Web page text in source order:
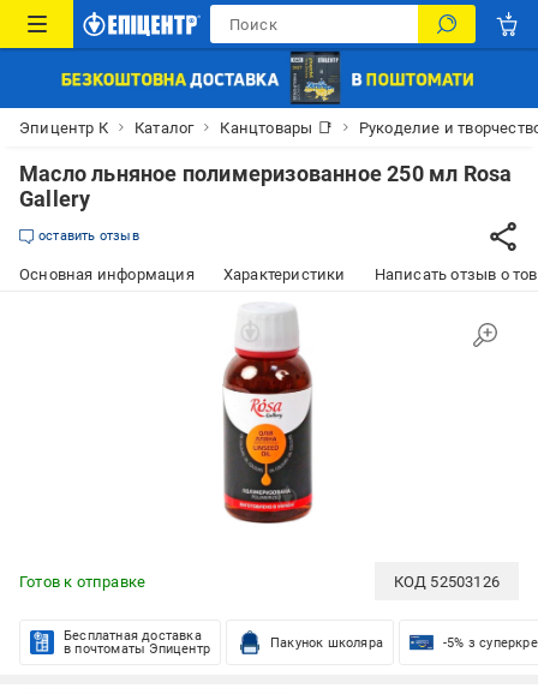
Эпицентр К Каталог Канцтовары 📑 Рукоделие и
Масло льняное полимеризованное 250 мл Rosa
Gallery
оставить отзыв
Основная информация Характеристики Написать отзыв о
Готов к отправке КОД 52503126
Бесплатная доставка
в почтоматы Эпицентр
Пакунок школяра -5% з